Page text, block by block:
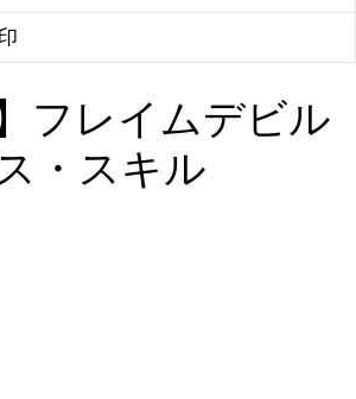
フレイムデビル
・スキル